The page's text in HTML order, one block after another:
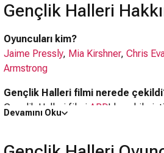
Gençlik Halleri
Oyuncuları kim?
Jaime Pressly, Mia Kirshner, Chris
Armstrong
Gençlik Halleri filmi nerede
Gençlik Halleri filmi ABD'da çekilmiştir.
1 saat 29 dakika
Devamını Oku